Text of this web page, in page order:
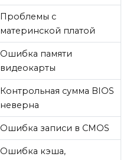
Проблемы с
материнской платой
Ошибка памяти
видеокарты
Контрольная сумма BIOS
неверна
Ошибка записи в CMOS
Ошибка кэша,